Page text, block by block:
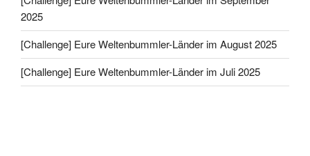
2025
[Challenge] Eure Weltenbummler-Länder im August 2025
[Challenge] Eure Weltenbummler-Länder im Juli 2025